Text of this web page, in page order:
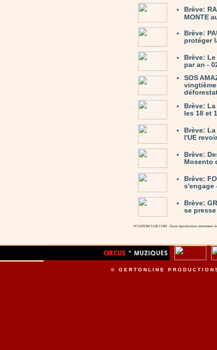
Brève:
MONTE
Brève:
protéger
Brève: Le
par an -
SOS
Brève: La
les 18 et
Brève:
l'UE
Brève:
Mosento
Brève:
s'engage
Brève:
se
©CULTURCLUB.COM - Toute reproduction strictement
© GERTONLINE